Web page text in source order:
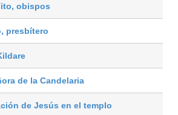
obispos
presbítero
de la Candelaria
de Jesús en el templo